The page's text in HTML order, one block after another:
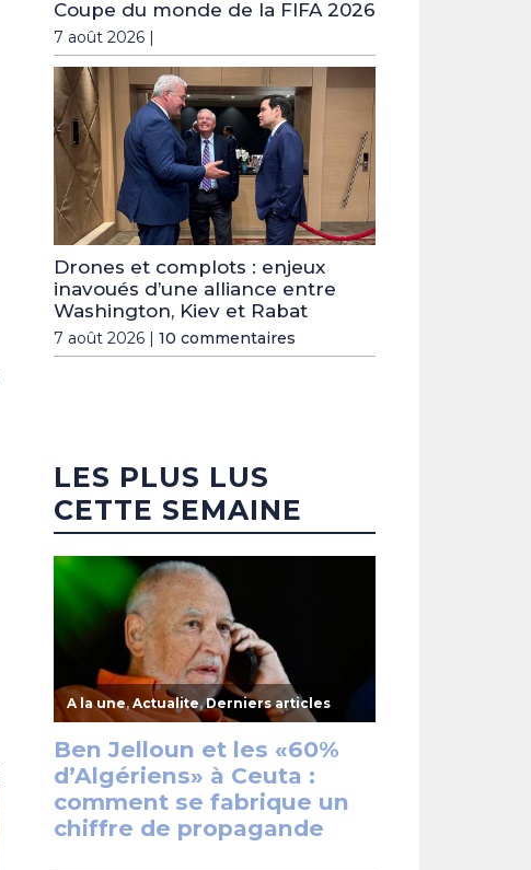
Coupe du monde de la FIFA 2026
7 août 2026 |
Drones et complots : enjeux
inavoués d’une alliance entre
Washington, Kiev et Rabat
7 août 2026 | 10 commentaires
LES PLUS LUS
CETTE SEMAINE